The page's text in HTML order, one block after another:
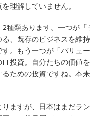
理解していません。
種類あります。一つが「
、既存のビジネスを維
。もう一つが「バリュー
IT投資。自分たちの価値
ための投資ですね。本
ますが、日本はまだラ